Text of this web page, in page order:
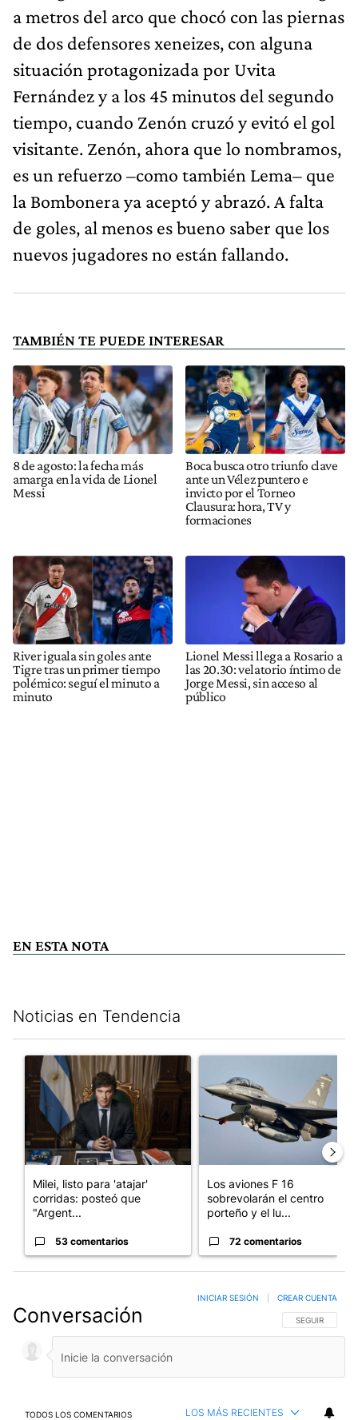
a metros del arco que chocó con las piernas
de dos defensores xeneizes, con alguna
situación protagonizada por Uvita
Fernández y a los 45 minutos del segundo
tiempo, cuando Zenón cruzó y evitó el gol
visitante. Zenón, ahora que lo nombramos,
es un refuerzo –como también Lema– que
la Bombonera ya aceptó y abrazó. A falta
de goles, al menos es bueno saber que los
nuevos jugadores no están fallando.
TAMBIÉN TE PUEDE INTERESAR
8 de agosto: la fecha más
amarga en la vida de Lionel
Messi
Boca busca otro triunfo clave
ante un Vélez puntero e
invicto por el Torneo
Clausura: hora, TV y
formaciones
River iguala sin goles ante
Tigre tras un primer tiempo
polémico: seguí el minuto a
minuto
Lionel Messi llega a Rosario a
las 20.30: velatorio íntimo de
Jorge Messi, sin acceso al
público
EN ESTA NOTA
Noticias en Tendencia
Un artículo de tendencia con el título "Milei, listo para 'atajar'
Milei, listo para 'atajar'
corridas: posteó que
"Argent...
53 comentarios
Los aviones F 16
sobrevolarán el centro
porteño y el lu...
72 comentarios
Conversación SIGA ESTA
SEGUIR
INICIAR SESIÓN CREAR CUENTA
TODOS LOS COMENTARIOS LOS MÁS RECIENTES